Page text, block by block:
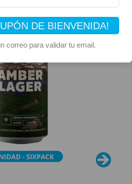
DE BIENVENIDA!
correo para validar tu email.